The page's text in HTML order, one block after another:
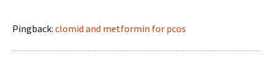
Pingback: clomid and metformin for pcos